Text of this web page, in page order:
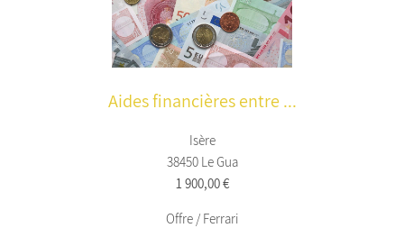
Aides financières entre ...
Isère
38450 Le Gua
1 900,00 €
Offre / Ferrari